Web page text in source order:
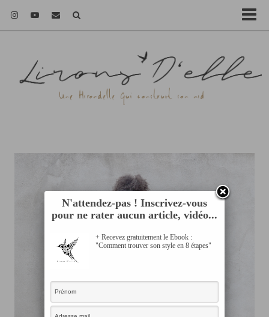
N'attendez-pas ! Inscrivez-vous
pour ne rater aucun article, vidéo...
+ Recevez gratuitement le Ebook :
"Comment trouver son style en 8 étapes"